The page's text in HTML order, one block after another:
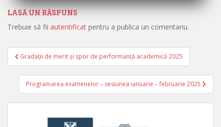
LASĂ UN RĂSPUNS
Trebuie să fii autentificat pentru a publica un comentariu.
Navigare în articole
Gradații de merit și spor de performanță academică 2025
Programarea examenelor – sesiunea ianuarie – februarie 2025